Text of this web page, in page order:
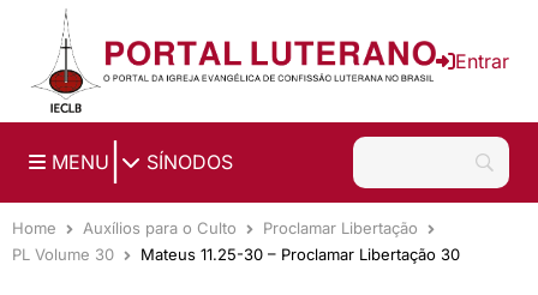
Ir para o conteúdo principal
Entrar
MENU SÍNODOS
Home Auxílios para o Culto
Proclamar Libertação
PL Volume 30
Mateus 11.25-30 – Proclamar Libertação 30